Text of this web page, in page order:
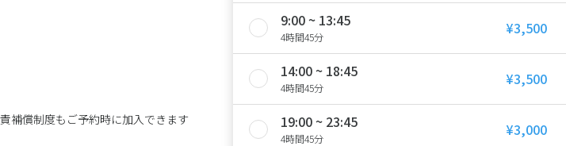
補償制度もご予約時に加入できます
9:00 ~ 13:45
4時間45分 ¥3,500
14:00 ~ 18:45
4時間45分 ¥3,500
19:00 ~ 23:45
4時間45分 ¥3,000